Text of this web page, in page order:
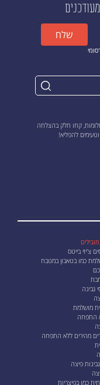
שלח
קחו חלק בהצלחה
להפליא!
צ'יזי בייטס
כמו בטאבון במטבח
גבינה
מושלמת
התפחה
מהירים ללא התפחה
פיצה
כמו בפיצריות